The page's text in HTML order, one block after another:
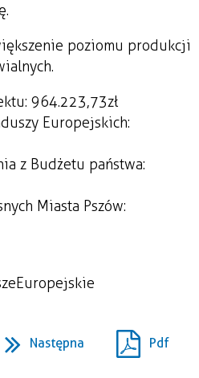
poziomu produkcji
964.223,73zł
Europejskich:
z Budżetu państwa:
Miasta Pszów:
Następna Pdf